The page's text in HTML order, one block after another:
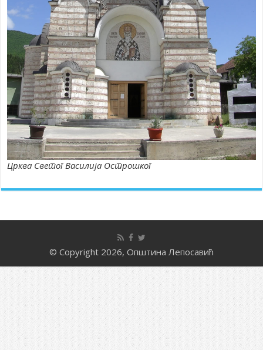
Црква Светог Василија Острошког
© Copyright 2026, Општина Лепосавић